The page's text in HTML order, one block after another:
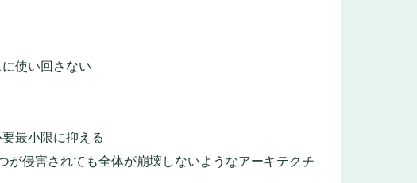
使い回さない
最小限に抑える
が侵害されても全体が崩壊しないようなアーキテクチ